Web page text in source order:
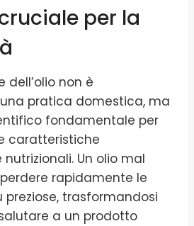
per la
dell’olio non è
pratica domestica, ma
fondamentale per
caratteristiche
Un olio mal
rapidamente le
preziose, trasformandosi
a un prodotto